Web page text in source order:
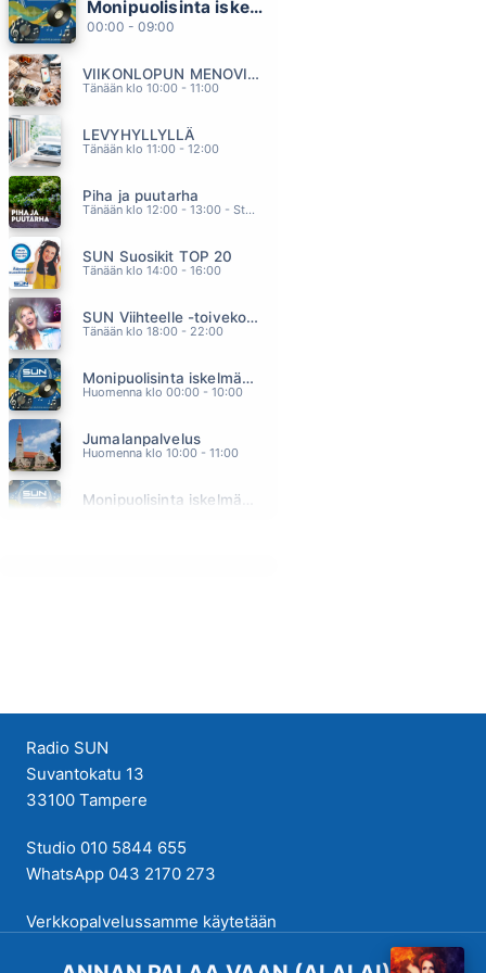
NAPAKYMPPI
KYLLIKKI
ENSIMMÄINEN PÄIVÄ
HOTEL CALIFORNIA
Monipuolisinta iskelmää ja parasta poppia
00:00 - 09:00
VIIKONLOPUN MENOVINKIT
Tänään klo 10:00 - 11:00
LEVYHYLLYLLÄ
Tänään klo 11:00 - 12:00
Piha ja puutarha
Tänään klo 12:00 - 13:00 - Studiossa: Pinsiön Taimisto
SUN Suosikit TOP 20
Tänään klo 14:00 - 16:00
SUN Viihteelle -toivekonsertti
Tänään klo 18:00 - 22:00
Monipuolisinta iskelmää ja parasta poppia
Huomenna klo 00:00 - 10:00
Jumalanpalvelus
Huomenna klo 10:00 - 11:00
Radio SUN
Suvantokatu 13
33100 Tampere
Studio 010 5844 655
WhatsApp 043 2170 273
Verkkopalvelussamme käytetään